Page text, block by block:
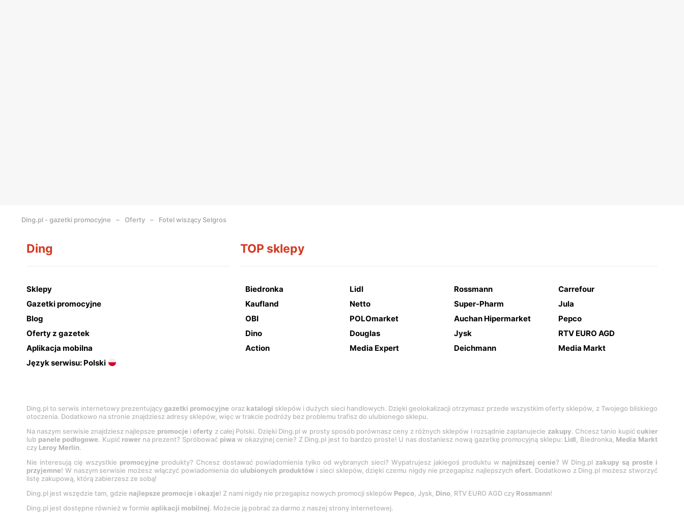
Ding.pl - gazetki promocyjne Oferty Fotel wiszący Selgros
Ding
Sklepy
Gazetki promocyjne
Blog
Oferty z gazetek
Aplikacja mobilna
Język serwisu: Polski
TOP sklepy
Biedronka Lidl Rossmann
Carrefour
Kaufland
Netto Super-Pharm
Jula
OBI
POLOmarket Auchan Hipermarket
Pepco
Dino
Douglas Jysk
RTV EURO AGD
Action
Media Expert Deichmann Media Markt
Ding.pl to serwis internetowy prezentującygazetki promocyjne oraz katalogi sklepów i dużych sieci handlowych. Dzięki geolokalizacji otrzymasz przede wszystkim oferty sklepów, z Twojego bliskiego
otoczenia. Dodatkowo na stronie znajdziesz adresy sklepów, więc w trakcie podróży bez problemu trafisz do ulubionego sklepu.
Na naszym serwisie znajdziesz najlepsze promocje ioferty z całej Polski. Dzięki Ding.pl w prosty sposób porównasz ceny z różnych sklepów i rozsądnie zaplanujecie zakupy. Chcesz tanio kupićcukier
lub panele podłogowe. Kupić rower na prezent? Spróbować piwa w okazyjnej cenie? Z Ding.pl jest to bardzo proste! U nas dostaniesz nową gazetkę promocyjną sklepu: Lidl, Biedronka, Media Markt
czy Leroy Merlin.
Nie interesują cię wszystkie promocyjne produkty? Chcesz dostawać powiadomienia tylko od wybranych sieci? Wypatrujesz jakiegoś produktu w najniższej cenie? W Ding.pl zakupy są proste i
przyjemne! W naszym serwisie możesz włączyć powiadomienia do ulubionych produktów i sieci sklepów, dzięki czemu nigdy nie przegapisz najlepszychofert. Dodatkowo z Ding.pl możesz stworzyć
listę zakupową, którą zabierzesz ze sobą!
Ding.pl jest wszędzie tam, gdzie najlepsze promocje i okazje! Z nami nigdy nie przegapisz nowych promocji sklepów Pepco, Jysk, Dino, RTV EURO AGD czy Rossmann!
Ding.pl jest dostępne również w formie aplikacji mobilnej. Możecie ją pobrać za darmo z naszej strony internetowej.